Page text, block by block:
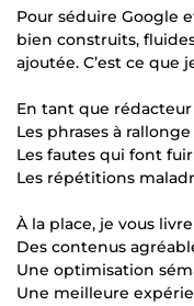
Pour séduire Google
bien construits,
ajoutée. C’est ce que
En tant que
Les phrases à
Les fautes qui font fuir
Les répétitions
À la place, je vous
Des contenus
Une optimisation
Une meilleure